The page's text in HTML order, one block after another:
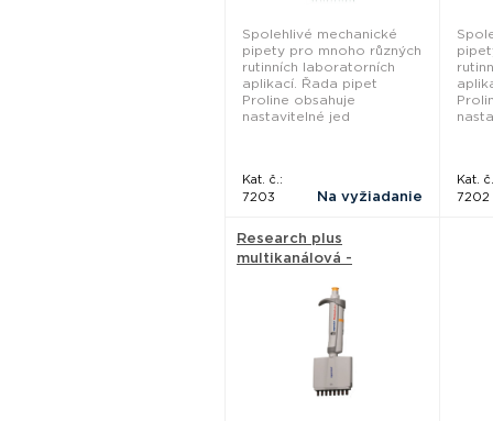
Spolehlivé mechanické
pipety pro mnoho různých
rutinních laboratorních
aplikací. Řada pipet
Proline obsahuje
nastavitelné jed
Kat. č.:
7203
Na vyžiadanie
Kat.
7202
Research plus
multikanálová -